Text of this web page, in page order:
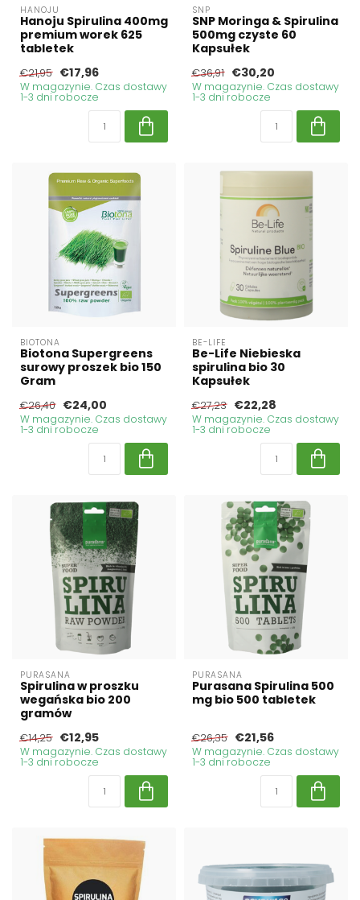
HANOJU
Hanoju Spirulina 400mg
premium worek 625
tabletek
€21,95 €17,96
W magazynie. Czas dostawy
1-3 dni robocze
SNP
SNP Moringa & Spirulina
500mg czyste 60
Kapsułek
€36,91 €30,20
W magazynie. Czas dostawy
1-3 dni robocze
BIOTONA
Biotona Supergreens
surowy proszek bio 150
Gram
€26,40 €24,00
W magazynie. Czas dostawy
1-3 dni robocze
BE-LIFE
Be-Life Niebieska
spirulina bio 30
Kapsułek
€27,23 €22,28
W magazynie. Czas dostawy
1-3 dni robocze
PURASANA
Spirulina w proszku
wegańska bio 200
gramów
€14,25 €12,95
W magazynie. Czas dostawy
1-3 dni robocze
PURASANA
Purasana Spirulina 500
mg bio 500 tabletek
€26,35 €21,56
W magazynie. Czas dostawy
1-3 dni robocze